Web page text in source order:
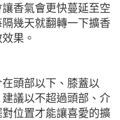
香氣會更快蔓延至空
幾天就翻轉一下擴香
果。
頭部以下、膝蓋以
議以不超過頭部、介
位置才能讓喜愛的擴